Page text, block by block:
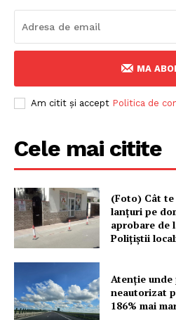
Fii reporter
Politica cookie-uri
MA
Am citit și accept Politica de
Cele mai citite
(Foto) Cât te
lanțuri pe
aprobare de
Polițiștii
Atenție
neautorizat
186% mai